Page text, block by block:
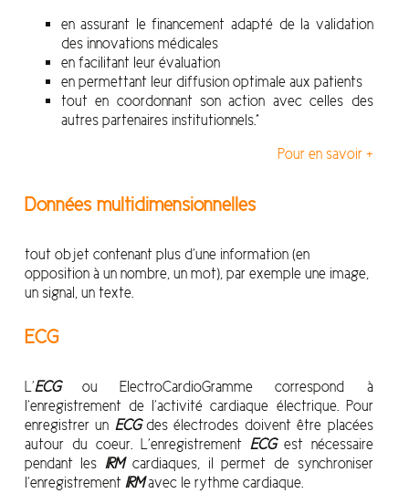
en assurant le financement adapté de la validation
des innovations médicales
en facilitant leur évaluation
en permettant leur diffusion optimale aux patients
tout en coordonnant son action avec celles des
autres partenaires institutionnels.”
Pour en savoir +
Données multidimensionnelles
tout objet contenant plus d’une information (en
opposition à un nombre, un mot), par exemple une image,
un signal, un texte.
ECG
L’ECGou ElectroCardioGramme correspond à
l’enregistrement de l’activité cardiaque électrique. Pour
enregistrer un ECGdes électrodes doivent être placées
autour du coeur. L’enregistrement ECGest nécessaire
pendant les IRMcardiaques, il permet de synchroniser
l’enregistrement IRMavec le rythme cardiaque.